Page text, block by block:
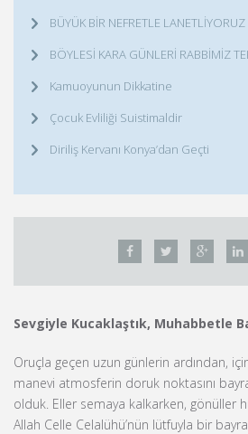
BÜYÜK BİR NEFRETLE LANETLİYORUZ
BÖYLESİ KARA GÜNLERİ RABBİMİZ
Kamuoyunun Dikkatine
Çocuk Evliliği Suistimaldir
Diriliş Kervanı Konya’dan Geçti
Sevgiyle Kucaklaştık, Muhabbetle
Oruçla geçen uzun günlerin ardından,
manevi atmosferin doruk noktasını
olduk. Eller semaya kalkarken, gönüller
Allah Celle Celalühü’nün lütfuyla bir